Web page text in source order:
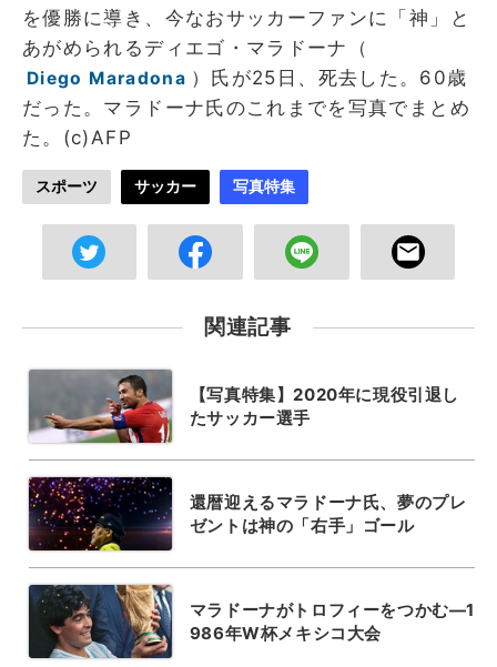
を優勝に導き、今なおサッカーファンに「神」と
あがめられるディエゴ・マラドーナ（
Diego Maradona ）氏が25日、死去した。60歳
だった。マラドーナ氏のこれまでを写真でまとめ
た。(c)AFP
スポーツ サッカー 写真特集
関連記事
【写真特集】2020年に現役引退し
たサッカー選手
還暦迎えるマラドーナ氏、夢のプレ
ゼントは神の「右手」ゴール
マラドーナがトロフィーをつかむ―1
986年W杯メキシコ大会